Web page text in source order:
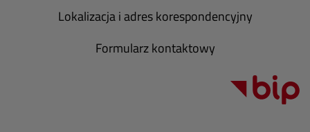
Lokalizacja i adres korespondencyjny
Formularz kontaktowy